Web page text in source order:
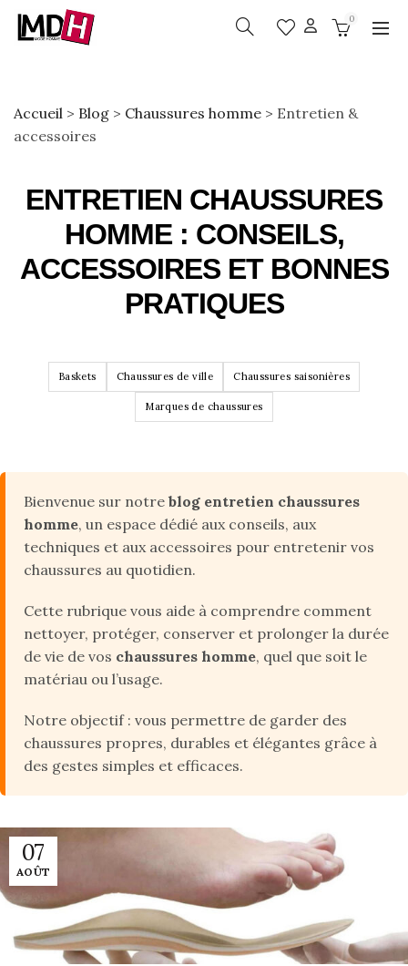
0
Accueil > Blog > Chaussures homme > Entretien &
accessoires
ENTRETIEN CHAUSSURES
HOMME : CONSEILS,
ACCESSOIRES ET BONNES
PRATIQUES
Baskets Chaussures de ville Chaussures saisonières
Marques de chaussures
Bienvenue sur notre blog entretien chaussures
homme, un espace dédié aux conseils, aux
techniques et aux accessoires pour entretenir vos
chaussures au quotidien.
Cette rubrique vous aide à comprendre comment
nettoyer, protéger, conserver et prolonger la durée
de vie de vos chaussures homme, quel que soit le
matériau ou l’usage.
Notre objectif : vous permettre de garder des
chaussures propres, durables et élégantes grâce à
des gestes simples et efficaces.
07
AOÛT